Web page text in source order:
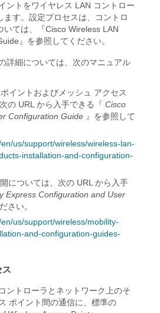
ントをワイヤレス LAN コントロー
ます。設定プロセスは、コントロ
いては、『Cisco Wireless LAN
』を参照してください。
詳細については、次のマニュアル
イントおよびメッシュ アクセス
の URL から入手できる『 Cisco
Configuration Guide 』を参照して
us/support/wireless/wireless-lan-
installation-and-configuration-
については、次の URL から入手
Express Configuration and User
さい。
us/support/wireless/mobility-
and-configuration-guides-
ス
ントローラとネットワーク上のそ
ポイント間の通信に、標準の